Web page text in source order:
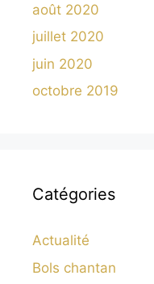
août 2020
juillet 2020
juin 2020
octobre 2019
Catégories
Actualité
Bols chantan